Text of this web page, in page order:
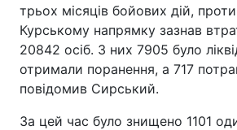
трьох місяців бойових дій,
Курському напрямку зазнав
20842 осіб. З них 7905 було
отримали поранення, а 717
повідомив Сирський.
За цей час було знищено 1101